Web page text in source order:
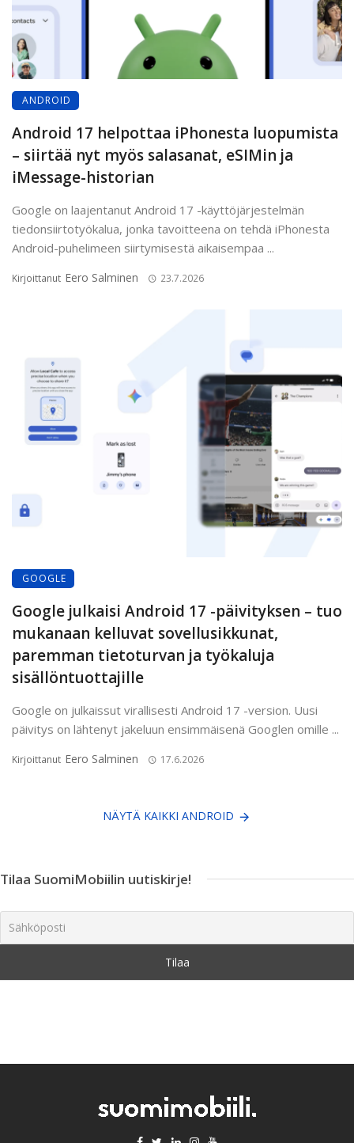
ANDROID
Android 17 helpottaa iPhonesta luopumista
– siirtää nyt myös salasanat, eSIMin ja
iMessage-historian
Google on laajentanut Android 17 -käyttöjärjestelmän
tiedonsiirtotyökalua, jonka tavoitteena on tehdä iPhonesta
Android-puhelimeen siirtymisestä aikaisempaa ...
Kirjoittanut Eero Salminen 23.7.2026
GOOGLE
Google julkaisi Android 17 -päivityksen – tuo
mukanaan kelluvat sovellusikkunat,
paremman tietoturvan ja työkaluja
sisällöntuottajille
Google on julkaissut virallisesti Android 17 -version. Uusi
päivitys on lähtenyt jakeluun ensimmäisenä Googlen omille ...
Kirjoittanut Eero Salminen 17.6.2026
NÄYTÄ KAIKKI ANDROID
Tilaa SuomiMobiilin uutiskirje!